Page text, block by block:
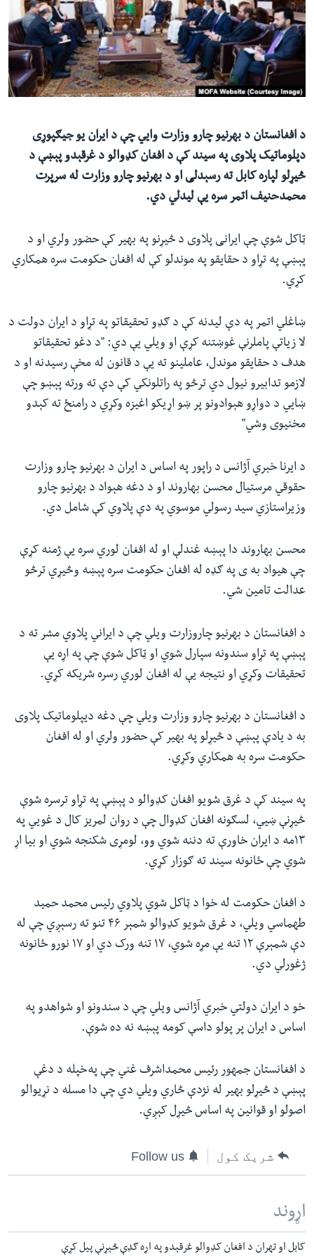
شئ
لټون
ځای
لاړ
له مونږ سره په تماس کې پاتې شئ
ژبې
د افغانستان د بهرنیو چارو وزارت وايي چې د ایران یو جیګپوړی
دپلوماتیک پلاوی په سیند کې د افغان کډوالو د غرقېدو پېښې د
څیړلو لپاره کابل ته رسېدلی او د بهرنیو چارو وزارت له سرپرت
محمدحنیف اتمر سره یې لیدلي دي.
ټاکل شوې چې ایرانی پلاوی د څیړنو په بهیر کې حضور ولري او د
پېښې په تړاو د حقایقو په موندلو کې له افغان حکومت سره همکاري
کړي.
ښاغلي اتمر په دې لیدنه کې د ګډو تحقیقاتو په تړاو د ایران دولت د
لا زیاتې پاملرنې غوښتنه کړې او ویلي یې دي: "د دغو تحقیقاتو
هدف د حقایقو موندل، عاملینو ته یې د قانون له مخې رسیدنه او د
لازمو تدابیرو نیول دي ترڅو په راتلونکي کې دې ته ورته پېښو چې
ښايي د دواړو هېوادونو پر ښو اړیکو اغیزه وکړي د رامنځ ته کېدو
مخنیوی وشي"
د ایرنا خبري آژانس د راپور په اساس د ایران د بهرنیو چارو وزارت
حقوقي مرستیال محسن بهاروند او د دغه هېواد د بهرنیو چارو
وزیراستازي سید رسولي موسوي په دې پلاوي کې شامل دي.
محسن بهاروند دا پېښه غندلې او له افغان لوري سره یې ژمنه کړې
چې هیواد به ی په ګډه له افغان حکومت سره پېښه وڅیړي ترڅو
عدالت تامین شي.
د افغانستان د بهرنیو چاروزارت ویلي چې د ایراني پلاوي مشر ته د
پېښې په تړاو سندونه سپارل شوي او ټاکل شوې چې په اړه یې
تحقیقات وکړي او نتیجه يې له افغان لوري رسره شریکه کړي.
د افغانستان د بهرنیو چارو وزارت ویلي چې دغه دیپلوماتیک پلاوی
به د یادې پېښې د څیړلو په بهیر کې حضور ولري او له افغان
حکومت سره به همکاري وکړي.
په سیند کې د غرق شویو افغان کډوالو د پېښې په تړاو ترسره شوې
څیړنې ښيي، لسګونه افغان کډوال چې د روان لمریز کال د غويي په
۱۳مه د ایران خاورې ته دننه شوي وو، لومړی شکنجه شوي او بیا اړ
شوي چې ځانونه سیند ته ګوزار کړي.
د افغان حکومت له خوا د ټاکل شوي پلاوي رئیس محمد حمید
طهماسي ویلي، د غرق شویو کډوالو شمېر ۴۶ تنو ته رسېږي چې له
دې شمېرې ۱۲ تنه یې مړه شوي، ۱۷ تنه ورک دي او ۱۷ نورو ځانونه
ژغورلي دي.
خو د ایران دولتي خبري آژانس ویلي چې د سندونو او شواهدو په
اساس د ایران پر پولو داسې کومه پېښه نه ده شوې.
د افغانستان جمهور رئیس محمداشرف غني چې په‌خپله د دغې
پېښې د څیړلو بهیر له نژدې څاري ویلي دي چې دا مسله د نړیوالو
اصولو او قوانین په اساس څیړل کېږي.
شریک کول Follow us
اړوند
کابل او تهران د افغان کډوالو غرقېدو په اړه ګډې څېړنې پیل کړې